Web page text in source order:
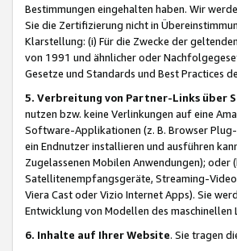
Bestimmungen eingehalten haben. Wir
Sie die Zertifizierung nicht in
Klarstellung: (i) Für die Zwecke der
von 1991 und ähnlicher oder
Gesetze und Standards und Best Practices
5. Verbreitung von Partner-Links über
nutzen bzw. keine Verlinkungen auf eine
Software-Applikationen (z. B. Browser
ein Endnutzer installieren und ausführen
Zugelassenen Mobilen Anwendungen);
Satellitenempfangsgeräte, Streaming-
Viera Cast oder Vizio Internet Apps). Sie
Entwicklung von Modellen des
6. Inhalte auf Ihrer Website. Sie tragen